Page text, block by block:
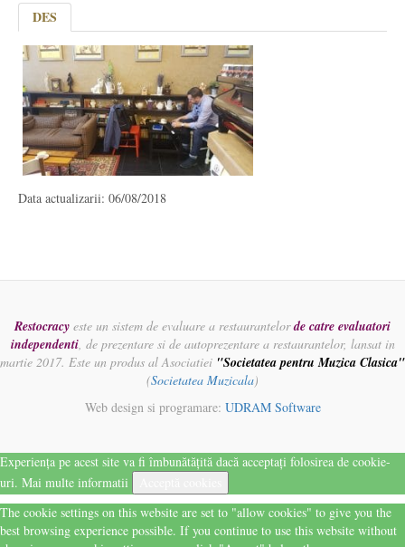
DES
Data actualizarii: 06/08/2018
Restocracy este un sistem de evaluare a restaurantelorde catre evaluatori
independenti, de prezentare si de autoprezentare a restaurantelor, lansat in
martie 2017. Este un produs al Asociatiei "Societatea pentru Muzica Clasica"
(Societatea Muzicala)
Web design si programare: UDRAM Software
Experiența pe acest site va fi îmbunătățită dacă acceptați folosirea de cookie-
uri. Mai multe informatii
The cookie settings on this website are set to "allow cookies" to give you the
best browsing experience possible. If you continue to use this website without